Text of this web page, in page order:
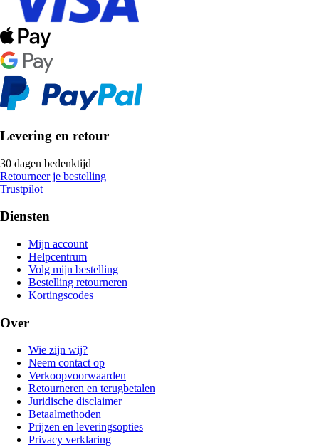
Levering en retour
30 dagen bedenktijd
Retourneer je bestelling
Trustpilot
Diensten
Mijn account
Helpcentrum
Volg mijn bestelling
Bestelling retourneren
Kortingscodes
Over
Wie zijn wij?
Neem contact op
Verkoopvoorwaarden
Retourneren en terugbetalen
Juridische disclaimer
Betaalmethoden
Prijzen en leveringsopties
Privacy verklaring